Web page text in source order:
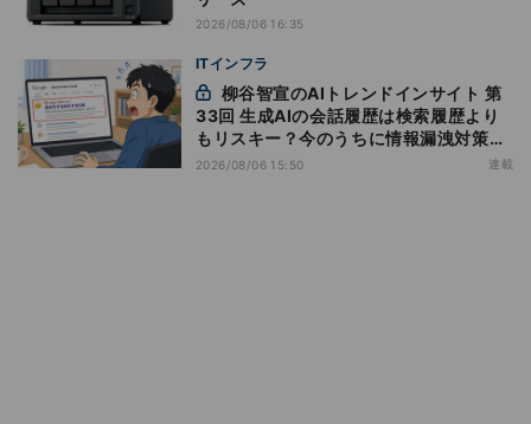
2026/08/06 16:35
ITインフラ
33回 生成AIの会話履歴は検索履歴より
もリスキー？今のうちに情報漏洩対策を
万全にしておこう
2026/08/06 15:50 連載